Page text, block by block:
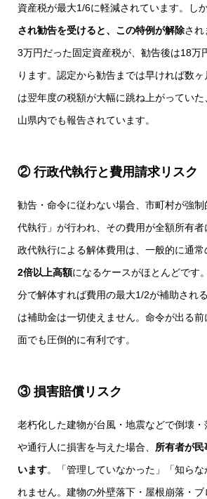
資産税が最大1/6に軽減されています。し
され勧告を受けると、この特例が解除され
3万円だった固定資産税が、勧告後は18万
ります。認定から勧告までは早ければ数
は翌年度の税額が大幅に跳ね上がってい
山県内でも報告されています。
② 行政代執行と費用請求リスク
勧告・命令に従わない場合、市町村が強
代執行」が行われ、その費用が全額所有
政代執行による解体費用は、一般的に通常
2倍以上高額になるケースがほとんどです
分で解体すれば費用の最大1/2が補助され
は補助金は一切使えません。命令が出る
面でも圧倒的に有利です。
③ 損害賠償リスク
老朽化した建物が台風・地震などで倒壊
や通行人に損害を与えた場合、 所有者が
います。「管理していなかった」「知らな
れません。建物の外壁落下・屋根崩落・